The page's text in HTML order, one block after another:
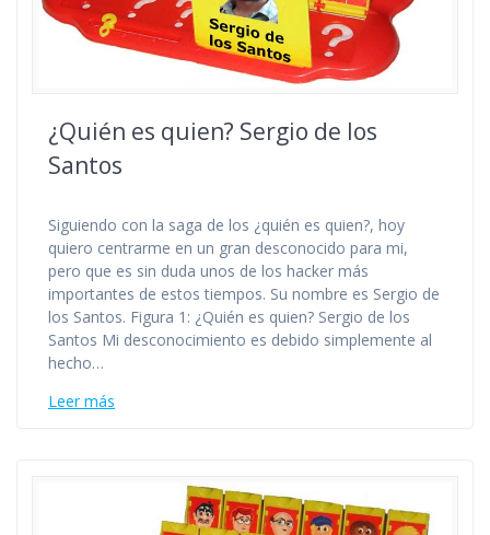
¿Quién es quien? Sergio de los
Santos
Siguiendo con la saga de los ¿quién es quien?, hoy
quiero centrarme en un gran desconocido para mi,
pero que es sin duda unos de los hacker más
importantes de estos tiempos. Su nombre es Sergio de
los Santos. Figura 1: ¿Quién es quien? Sergio de los
Santos Mi desconocimiento es debido simplemente al
hecho…
Leer más